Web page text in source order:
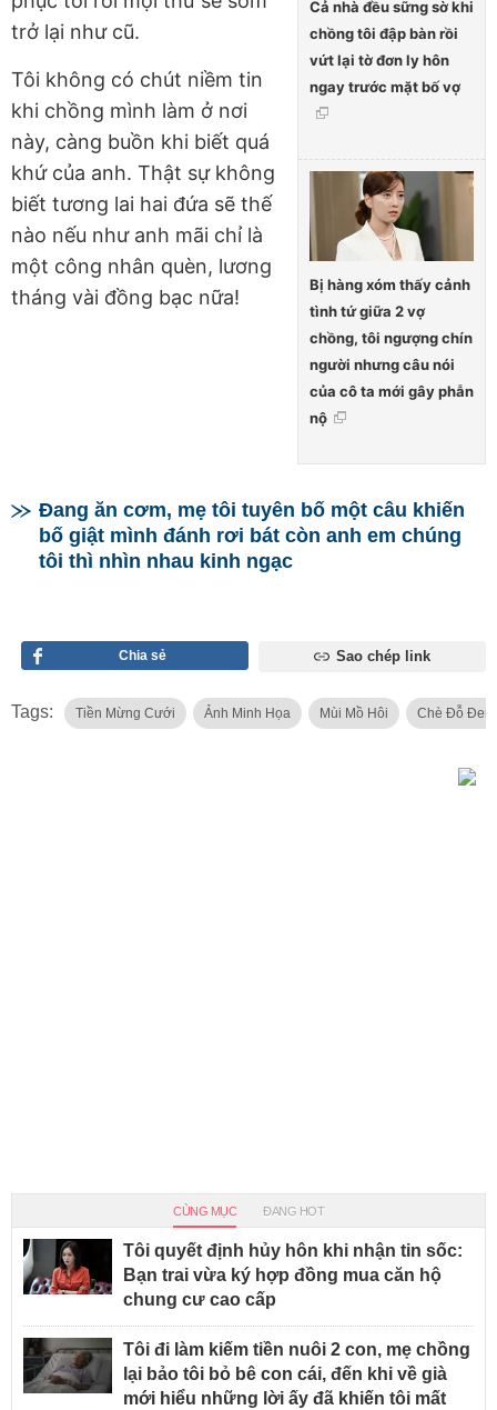
Cả nhà đều sững sờ khi
chồng tôi đập bàn rồi
vứt lại tờ đơn ly hôn
ngay trước mặt bố vợ
Bị hàng xóm thấy cảnh
tình tứ giữa 2 vợ
chồng, tôi ngượng chín
người nhưng câu nói
của cô ta mới gây phẫn
nộ
trở lại như cũ.
Tôi không có chút niềm tin
khi chồng mình làm ở nơi
này, càng buồn khi biết quá
khứ của anh. Thật sự không
biết tương lai hai đứa sẽ thế
nào nếu như anh mãi chỉ là
một công nhân quèn, lương
tháng vài đồng bạc nữa!
Đang ăn cơm, mẹ tôi tuyên bố một câu khiến
bố giật mình đánh rơi bát còn anh em chúng
tôi thì nhìn nhau kinh ngạc
Chia sẻ Sao chép link
Tags: Tiền Mừng Cưới Ảnh Minh Họa Mùi Mồ Hôi Chè Đỗ Đen
CÙNG MỤC ĐANG HOT
Tôi quyết định hủy hôn khi nhận tin sốc:
Bạn trai vừa ký hợp đồng mua căn hộ
chung cư cao cấp
Tôi đi làm kiếm tiền nuôi 2 con, mẹ chồng
lại bảo tôi bỏ bê con cái, đến khi về già
mới hiểu những lời ấy đã khiến tôi mất